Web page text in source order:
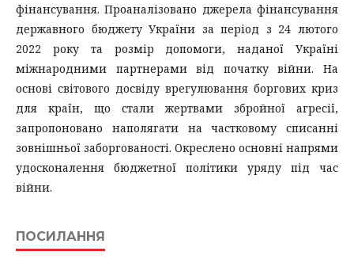
фінансування. Проаналізовано джерела фінансування
державного бюджету України за період з 24 лютого
2022 року та розмір допомоги, наданої Україні
міжнародними партнерами від початку війни. На
основі світового досвіду врегулювання боргових криз
для країн, що стали жертвами збройної агресії,
запропоновано наполягати на частковому списанні
зовнішньої заборгованості. Окреслено основні напрями
удосконалення бюджетної політики уряду під час
війни.
ПОСИЛАННЯ